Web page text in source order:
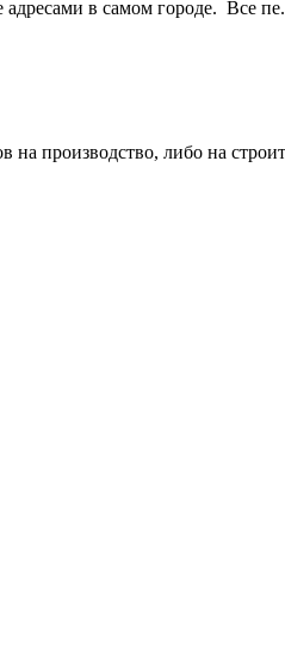
адресами в самом городе. Все
на производство, либо на